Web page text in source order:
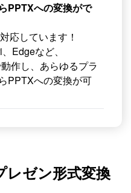
PPTXへの変換がで
応しています！
Edgeなど、
作し、あらゆるプラ
PPTXへの変換が可
レゼン形式変換